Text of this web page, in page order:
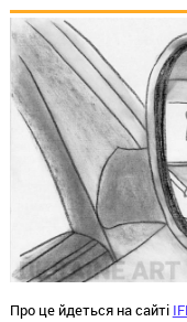
Про це йдеться на сайті